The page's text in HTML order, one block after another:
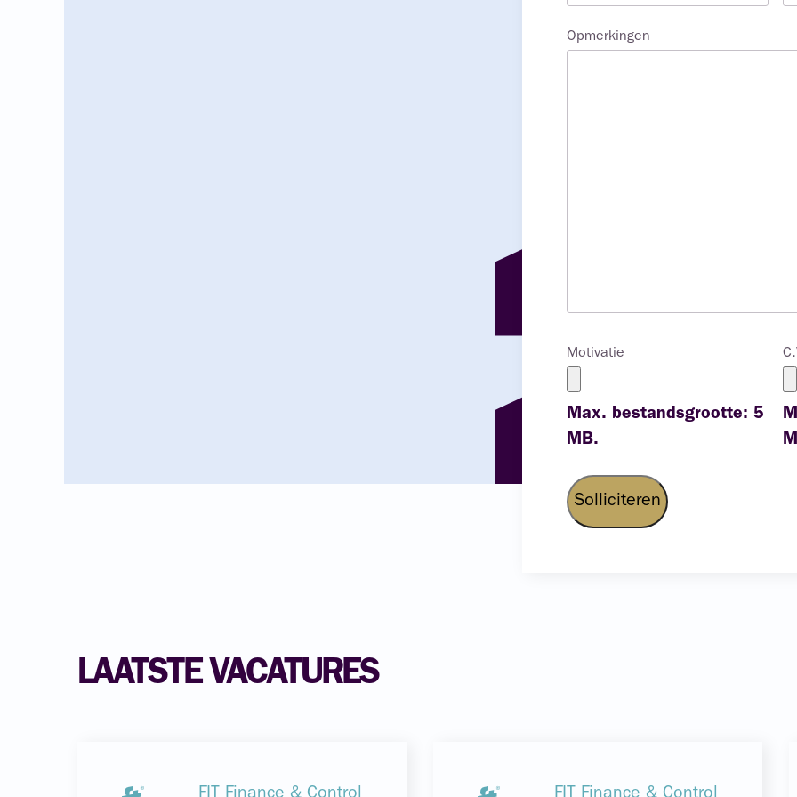
Opmerkingen
Motivatie
Max. bestandsgrootte: 5
MB.
LAATSTE VACATURES